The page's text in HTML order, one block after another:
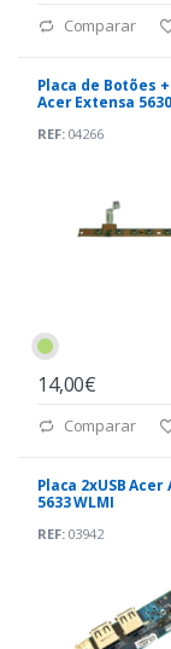
Comparar
Placa de Botões
Acer Extensa 5630
REF:04266
14,00€
Comparar
Placa 2xUSB Acer
5633 WLMI
REF:03942